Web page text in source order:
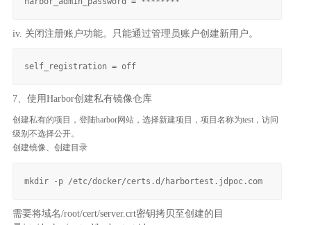
iv. 关闭注册账户功能。只能通过管理员账户创建新用户。
7、使用Harbor创建私有镜像仓库
创建私有的项目，登陆harbor网站，选择新建项目，项目名称为test，访问
级别不选择公开。
创建镜像、创建目录
需要将域名/root/cert/server.crt密钥拷贝至创建的目